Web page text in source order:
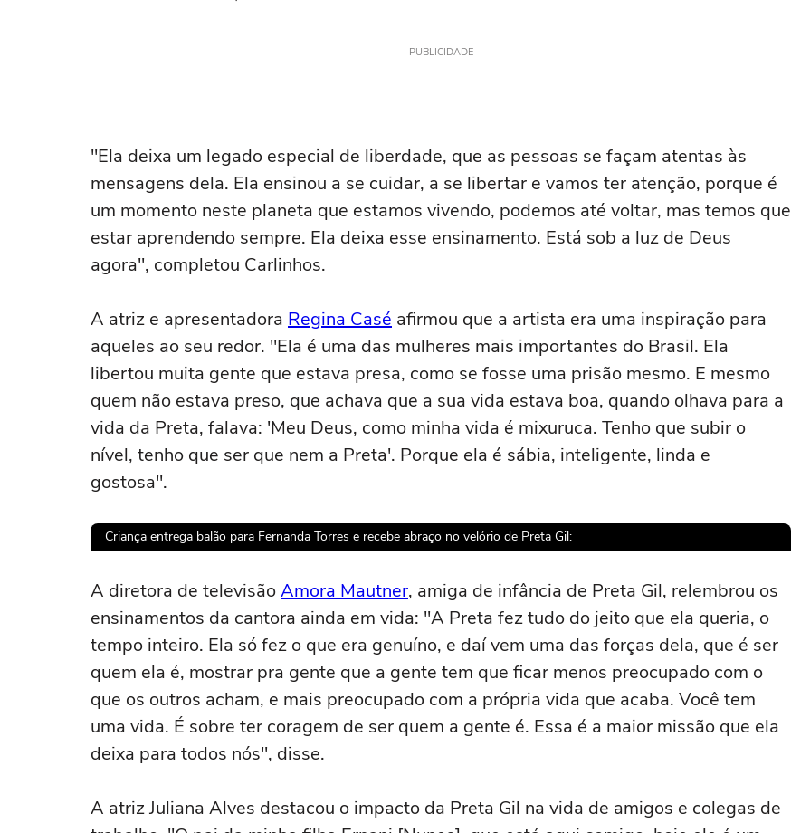
PUBLICIDADE
"Ela deixa um legado especial de liberdade, que as pessoas se façam atentas às
mensagens dela. Ela ensinou a se cuidar, a se libertar e vamos ter atenção, porque é
um momento neste planeta que estamos vivendo, podemos até voltar, mas temos que
estar aprendendo sempre. Ela deixa esse ensinamento. Está sob a luz de Deus
agora", completou Carlinhos.
A atriz e apresentadora Regina Casé afirmou que a artista era uma inspiração para
aqueles ao seu redor. "Ela é uma das mulheres mais importantes do Brasil. Ela
libertou muita gente que estava presa, como se fosse uma prisão mesmo. E mesmo
quem não estava preso, que achava que a sua vida estava boa, quando olhava para a
vida da Preta, falava: 'Meu Deus, como minha vida é mixuruca. Tenho que subir o
nível, tenho que ser que nem a Preta'. Porque ela é sábia, inteligente, linda e
gostosa".
Criança entrega balão para Fernanda Torres e recebe abraço no velório de Preta Gil:
Ops!
Não foi possível reproduzir o vídeo
Tentar novamente
A diretora de televisãoAmora Mautner, amiga de infância de Preta Gil, relembrou os
ensinamentos da cantora ainda em vida: "A Preta fez tudo do jeito que ela queria, o
tempo inteiro. Ela só fez o que era genuíno, e daí vem uma das forças dela, que é ser
quem ela é, mostrar pra gente que a gente tem que ficar menos preocupado com o
que os outros acham, e mais preocupado com a própria vida que acaba. Você tem
uma vida. É sobre ter coragem de ser quem a gente é. Essa é a maior missão que ela
deixa para todos nós", disse.
A atriz Juliana Alves destacou o impacto da Preta Gil na vida de amigos e colegas de